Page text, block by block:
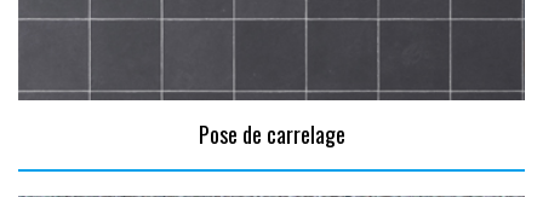
Pose de carrelage